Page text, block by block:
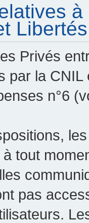
Privés
par la
n°6
tout
pas